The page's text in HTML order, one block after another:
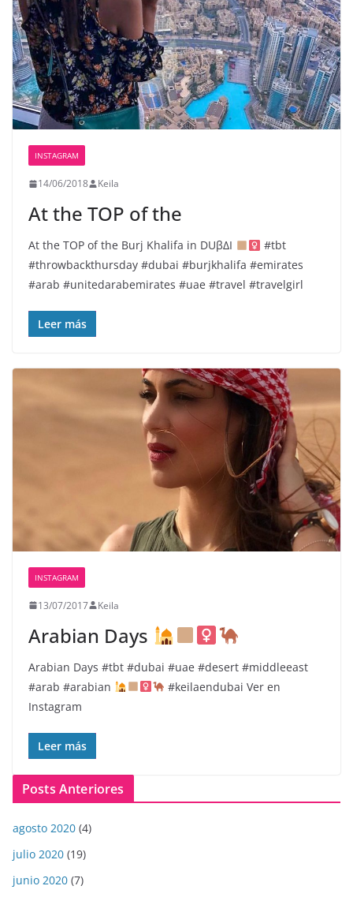
INSTAGRAM
14/06/2018 Keila
At the TOP of the
At the TOP of the Burj Khalifa in DUβΔI
#tbt
#throwbackthursday #dubai #burjkhalifa #emirates
#arab #unitedarabemirates #uae #travel #travelgirl
Leer más
INSTAGRAM
13/07/2017 Keila
Arabian Days
Arabian Days #tbt #dubai #uae #desert #middleeast
#arab #arabian
#keilaendubai Ver en
Instagram
Leer más
Posts Anteriores
agosto 2020 (4)
julio 2020 (19)
junio 2020 (7)